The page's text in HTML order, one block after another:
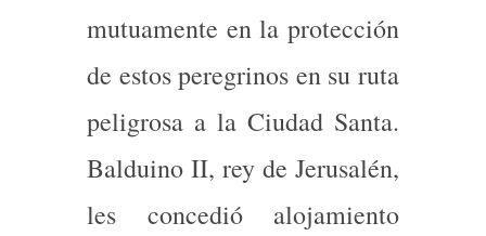
mutuamente en la protección
de estos peregrinos en su ruta
peligrosa a la Ciudad Santa.
Balduino II, rey de Jerusalén,
les concedió alojamiento